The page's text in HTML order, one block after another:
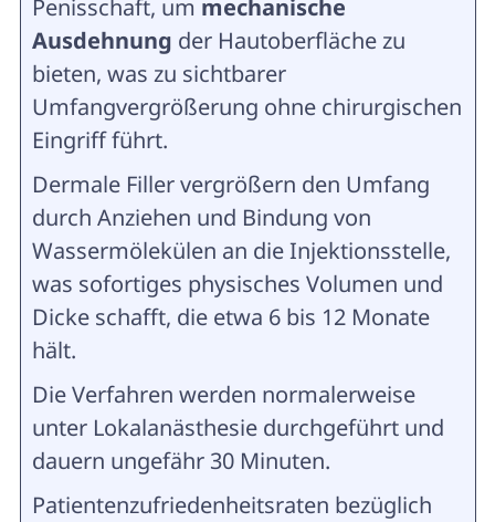
Penisschaft, um mechanische
Ausdehnung der Hautoberfläche zu
bieten, was zu sichtbarer
Umfangvergrößerung ohne chirurgischen
Eingriff führt.
Dermale Filler vergrößern den Umfang
durch Anziehen und Bindung von
Wassermölekülen an die Injektionsstelle,
was sofortiges physisches Volumen und
Dicke schafft, die etwa 6 bis 12 Monate
hält.
Die Verfahren werden normalerweise
unter Lokalanästhesie durchgeführt und
dauern ungefähr 30 Minuten.
Patientenzufriedenheitsraten bezüglich